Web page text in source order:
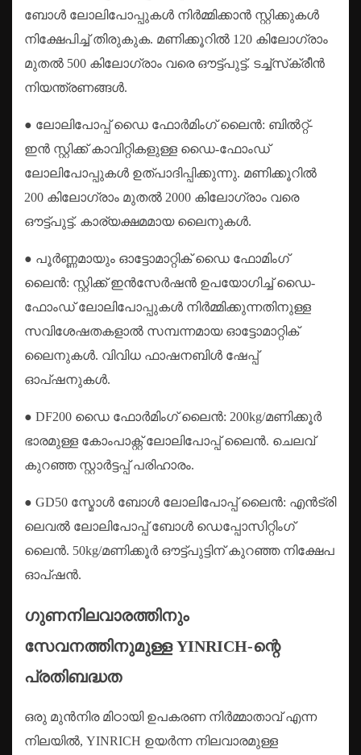
ബോൾ ലോലിപോപ്പുകൾ നിർമ്മിക്കാൻ സ്റ്റിക്കുകൾ
നിക്ഷേപിച്ച് തിരുകുക. മണിക്കൂറിൽ 120 കിലോഗ്രാം
മുതൽ 500 കിലോഗ്രാം വരെ ഔട്ട്പുട്ട്. ടച്ച്‌സ്‌ക്രീൻ
നിയന്ത്രണങ്ങൾ.
● ലോലിപോപ്പ് ഡൈ ഫോർമിംഗ് ലൈൻ: ബിൽറ്റ്-
ഇൻ സ്റ്റിക്ക് കാവിറ്റികളുള്ള ഡൈ-ഫോംഡ്
ലോലിപോപ്പുകൾ ഉത്പാദിപ്പിക്കുന്നു. മണിക്കൂറിൽ
200 കിലോഗ്രാം മുതൽ 2000 കിലോഗ്രാം വരെ
ഔട്ട്പുട്ട്. കാര്യക്ഷമമായ ലൈനുകൾ.
● പൂർണ്ണമായും ഓട്ടോമാറ്റിക് ഡൈ ഫോമിംഗ്
ലൈൻ: സ്റ്റിക്ക് ഇൻസേർഷൻ ഉപയോഗിച്ച് ഡൈ-
ഫോംഡ് ലോലിപോപ്പുകൾ നിർമ്മിക്കുന്നതിനുള്ള
സവിശേഷതകളാൽ സമ്പന്നമായ ഓട്ടോമാറ്റിക്
ലൈനുകൾ. വിവിധ ഫാഷനബിൾ ഷേപ്പ്
ഓപ്ഷനുകൾ.
● DF200 ഡൈ ഫോർമിംഗ് ലൈൻ: 200kg/മണിക്കൂർ
ഭാരമുള്ള കോം‌പാക്റ്റ് ലോലിപോപ്പ് ലൈൻ. ചെലവ്
കുറഞ്ഞ സ്റ്റാർട്ടപ്പ് പരിഹാരം.
● GD50 സ്മോൾ ബോൾ ലോലിപോപ്പ് ലൈൻ: എൻട്രി
ലെവൽ ലോലിപോപ്പ് ബോൾ ഡെപ്പോസിറ്റിംഗ്
ലൈൻ. 50kg/മണിക്കൂർ ഔട്ട്‌പുട്ടിന് കുറഞ്ഞ നിക്ഷേപ
ഓപ്ഷൻ.
ഗുണനിലവാരത്തിനും
സേവനത്തിനുമുള്ള YINRICH-ന്റെ
പ്രതിബദ്ധത
ഒരു മുൻനിര മിഠായി ഉപകരണ നിർമ്മാതാവ് എന്ന
നിലയിൽ, YINRICH ഉയർന്ന നിലവാരമുള്ള